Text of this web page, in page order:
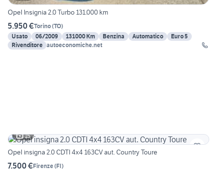
Opel Insignia 2.0 Turbo 131.000 km
5.950 €Torino(TO)
Usato
06/2009 131000 Km Benzina Automatico
Euro 5
Rivenditore autoeconomiche.net
15
Opel insigna 2.0 CDTI 4x4 163CV aut. Country Toure
7.500 €Firenze(FI)